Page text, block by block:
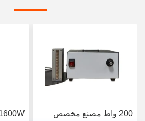
200 واط مصنع مخصص